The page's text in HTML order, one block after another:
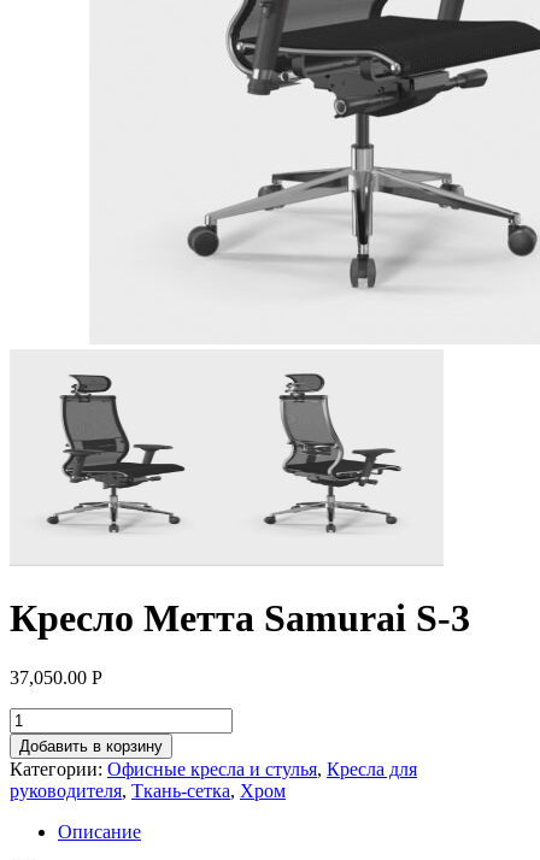
Кресло Метта Samurai S-3
37,050.00 Р
Добавить в корзину
Категории: Офисные кресла и стулья, Кресла для
руководителя, Ткань-сетка, Хром
Описание